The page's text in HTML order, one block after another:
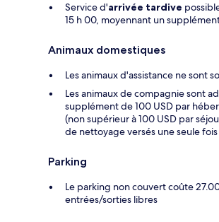
Service d'arrivée tardive
15 h 00, moyennant un
Animaux domestiques
Les animaux d'assistance ne sont
Les animaux de compagnie sont
supplément de 100 USD par
(non supérieur à 100 USD par
de nettoyage versés une seule
Parking
Le parking non couvert coûte
entrées/sorties libres